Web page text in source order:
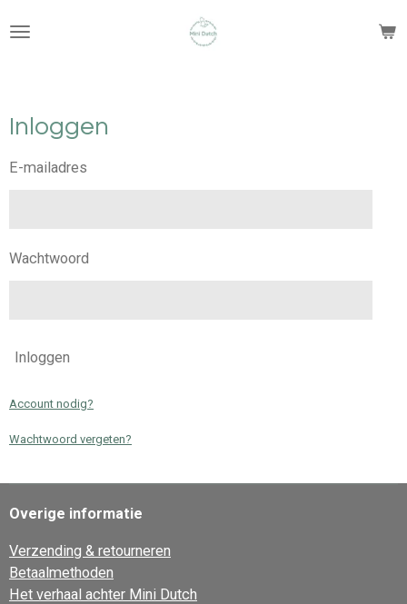
direct
Inloggen
E-mailadres
Wachtwoord
Inloggen
Account nodig?
Wachtwoord vergeten?
Overige informatie
Verzending & retourneren
Betaalmethoden
Het verhaal achter Mini Dutch